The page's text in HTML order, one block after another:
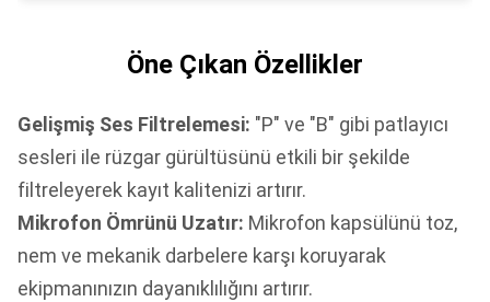
Öne Çıkan Özellikler
Gelişmiş Ses Filtrelemesi: "P" ve "B" gibi patlayıcı
sesleri ile rüzgar gürültüsünü etkili bir şekilde
filtreleyerek kayıt kalitenizi artırır.
Mikrofon Ömrünü Uzatır: Mikrofon kapsülünü toz,
nem ve mekanik darbelere karşı koruyarak
ekipmanınızın dayanıklılığını artırır.